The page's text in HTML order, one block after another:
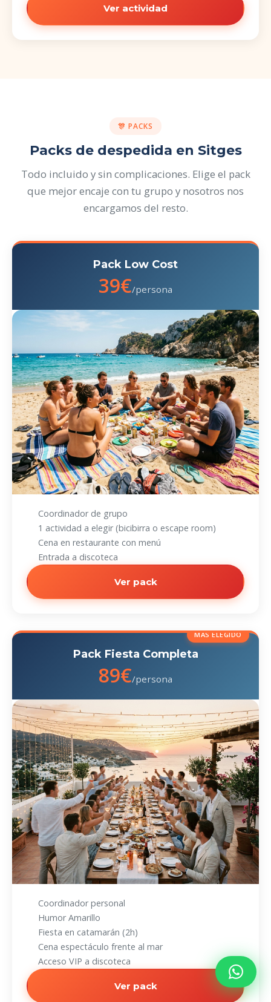
Ver actividad
🎊 PACKS
Packs de despedida en Sitges
Todo incluido y sin complicaciones. Elige el pack
que mejor encaje con tu grupo y nosotros nos
encargamos del resto.
Pack Low Cost
39€/persona
Coordinador de grupo
1 actividad a elegir (bicibirra o escape room)
Cena en restaurante con menú
Entrada a discoteca
Ver pack
MÁS ELEGIDO
Pack Fiesta Completa
89€/persona
Coordinador personal
Humor Amarillo
Fiesta en catamarán (2h)
Cena espectáculo frente al mar
Acceso VIP a discoteca
Ver pack